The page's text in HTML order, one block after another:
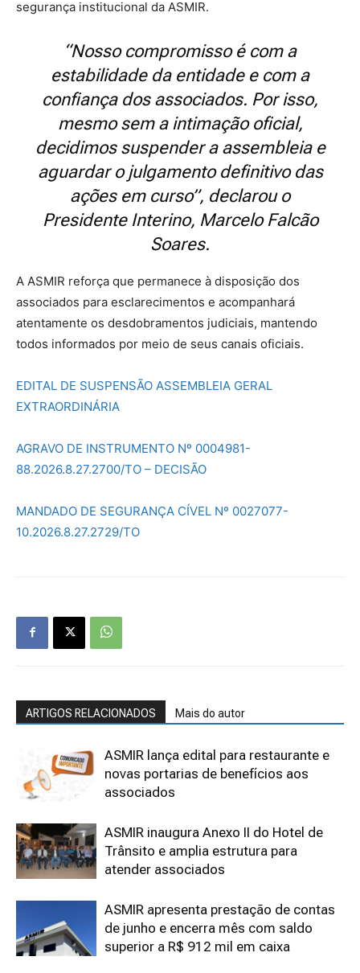
segurança institucional da ASMIR.
“Nosso compromisso é com a
estabilidade da entidade e com a
confiança dos associados. Por isso,
mesmo sem a intimação oficial,
decidimos suspender a assembleia e
aguardar o julgamento definitivo das
ações em curso”, declarou o
Presidente Interino, Marcelo Falcão
Soares.
A ASMIR reforça que permanece à disposição dos
associados para esclarecimentos e acompanhará
atentamente os desdobramentos judiciais, mantendo
todos informados por meio de seus canais oficiais.
EDITAL DE SUSPENSÃO ASSEMBLEIA GERAL
EXTRAORDINÁRIA
AGRAVO DE INSTRUMENTO Nº 0004981-
88.2026.8.27.2700/TO – DECISÃO
MANDADO DE SEGURANÇA CÍVEL Nº 0027077-
10.2026.8.27.2729/TO
ARTIGOS RELACIONADOS Mais do autor
ASMIR lança edital para restaurante e
novas portarias de benefícios aos
associados
ASMIR inaugura Anexo II do Hotel de
Trânsito e amplia estrutura para
atender associados
ASMIR apresenta prestação de contas
de junho e encerra mês com saldo
superior a R$ 912 mil em caixa